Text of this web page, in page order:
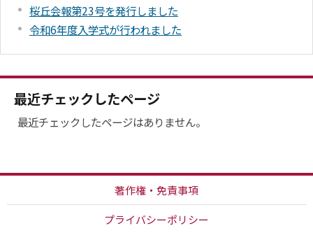
桜丘会報第23号を発行しました
令和6年度入学式が行われました
最近チェックしたページ
最近チェックしたページはありません。
著作権・免責事項
プライバシーポリシー